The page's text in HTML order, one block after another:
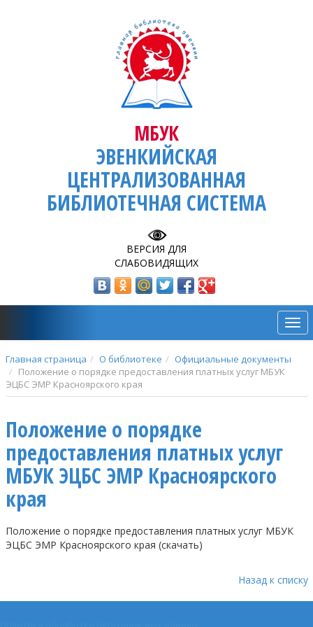
МБУК
ЭВЕНКИЙСКАЯ
ЦЕНТРАЛИЗОВАННАЯ
БИБЛИОТЕЧНАЯ СИСТЕМА
ВЕРСИЯ ДЛЯ
СЛАБОВИДЯЩИХ
Главная страница О библиотеке
Официальные документы
Положение о порядке предоставления платных услуг МБУК
ЭЦБС ЭМР Красноярского края
Положение о порядке
предоставления платных услуг
МБУК ЭЦБС ЭМР Красноярского
края
Положение о порядке предоставления платных услуг МБУК
ЭЦБС ЭМР Красноярского края (скачать)
Назад к списку